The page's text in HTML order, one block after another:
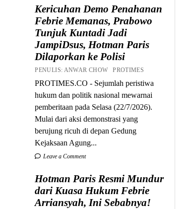
Kericuhan Demo Penahanan
Febrie Memanas, Prabowo
Tunjuk Kuntadi Jadi
JampiDsus, Hotman Paris
Dilaporkan ke Polisi
PENULIS: ANWAR CHOW PROTIMES
PROTIMES.CO - Sejumlah peristiwa
hukum dan politik nasional mewarnai
pemberitaan pada Selasa (22/7/2026).
Mulai dari aksi demonstrasi yang
berujung ricuh di depan Gedung
Kejaksaan Agung...
Leave a Comment
Hotman Paris Resmi Mundur
dari Kuasa Hukum Febrie
Arriansyah, Ini Sebabnya!